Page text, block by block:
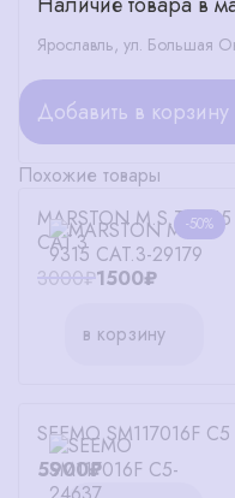
Ярославль, ул. Большая
Добавить в корзину
Похожие товары
-50%
MARSTON M.S.T 9315
CAT.3
3000₽1500₽
в корзину
SEEMO SM117016F C5
5900₽